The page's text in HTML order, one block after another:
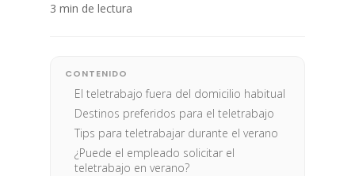
3 min de lectura
CONTENIDO
El teletrabajo fuera del domicilio habitual
Destinos preferidos para el teletrabajo
Tips para teletrabajar durante el verano
¿Puede el empleado solicitar el
teletrabajo en verano?